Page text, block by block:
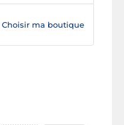
Choisir ma boutique